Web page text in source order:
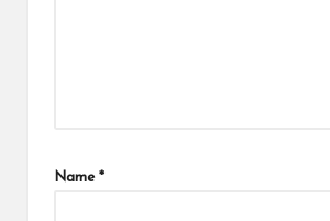
Name *